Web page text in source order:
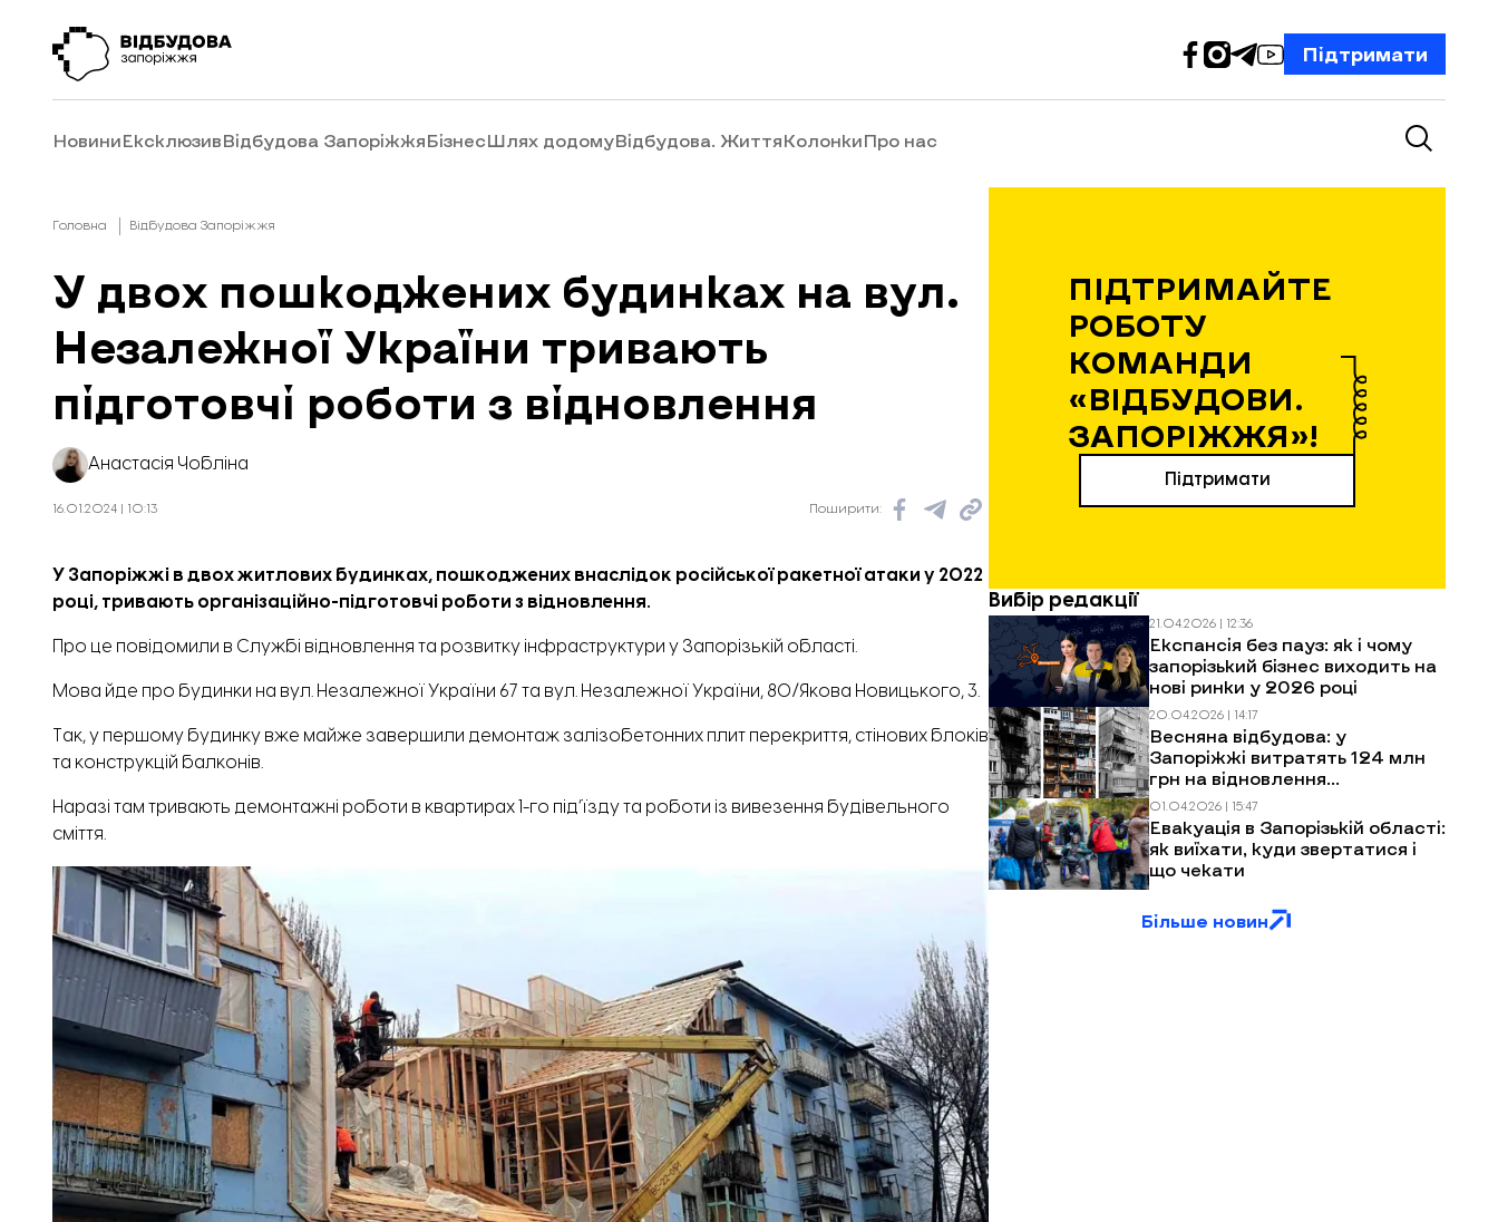
Підтримати
НовиниЕксклюзивВідбудова ЗапоріжжяБізнесШлях додомуВідбудова. ЖиттяКолонкиПро нас
Головна Відбудова Запоріжжя
У двох пошкоджених будинках на вул.
Незалежної України тривають
підготовчі роботи з відновлення
Анастасія Чобліна
16.01.2024 | 10:13 Поширити:
У Запоріжжі в двох житлових будинках, пошкоджених внаслідок російської ракетної атаки у 2022
році, тривають організаційно-підготовчі роботи з відновлення.
Про це повідомили в Службі відновлення та розвитку інфраструктури у Запорізькій області.
Мова йде про будинки на вул. Незалежної України 67 та вул. Незалежної України, 80/Якова Новицького, 3.
Так, у першому будинку вже майже завершили демонтаж залізобетонних плит перекриття, стінових блоків
та конструкцій балконів.
Наразі там тривають демонтажні роботи в квартирах 1-го під’їзду та роботи із вивезення будівельного
сміття.
ПІДТРИМАЙТЕ
РОБОТУ
КОМАНДИ
«ВІДБУДОВИ.
ЗАПОРІЖЖЯ»!
Підтримати
Вибір редакції
21.04.2026 | 12:36
Експансія без пауз: як і чому
запорізький бізнес виходить на
нові ринки у 2026 році
20.04.2026 | 14:17
Весняна відбудова: у
Запоріжжі витратять 124 млн
грн на відновлення
багатоповерхівок після
обстрілів
01.04.2026 | 15:47
Евакуація в Запорізькій області:
як виїхати, куди звертатися і
що чекати
Більше новин